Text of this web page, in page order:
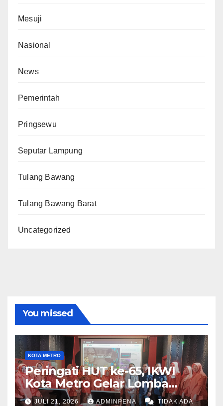
Mesuji
Nasional
News
Pemerintah
Pringsewu
Seputar Lampung
Tulang Bawang
Tulang Bawang Barat
Uncategorized
You missed
KOTA METRO
Peringati HUT ke-65, IKWI
Kota Metro Gelar Lomba
Fashion Show
JULI 21, 2026 ADMINPENA TIDAK ADA